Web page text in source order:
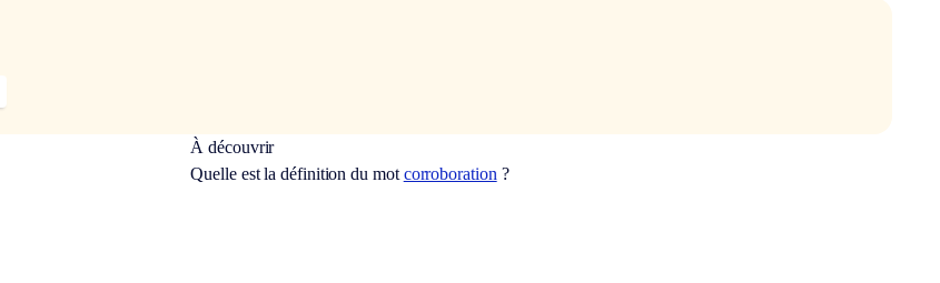
À découvrir
Quelle est la définition du mot corroboration ?